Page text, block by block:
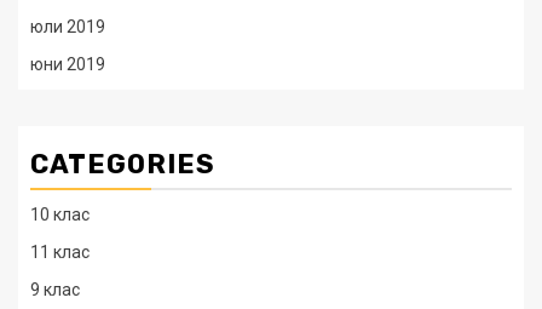
юли 2019
юни 2019
CATEGORIES
10 клас
11 клас
9 клас